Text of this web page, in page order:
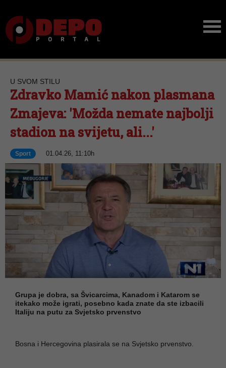
U SVOM STILU
Zdravko Mamić nakon plasmana
Zmajeva: 'Možda nemate najbolji
stadion na svijetu, ali...'
Sport 01.04.26, 11:10h
Grupa je dobra, sa Švicarcima, Kanadom i Katarom se
itekako može igrati, posebno kada znate da ste izbacili
Italiju na putu za Svjetsko prvenstvo
Bosna i Hercegovina plasirala se na Svjetsko prvenstvo.